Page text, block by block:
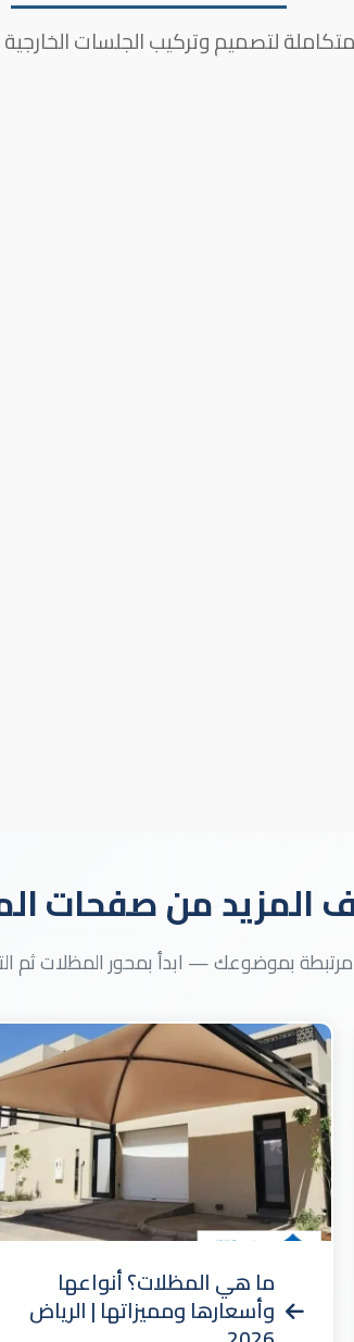
لتصميم وتركيب الجلسات
من صفحات
بموضوعك — ابدأ بمحور المظلات ثم
ما هي المظلات؟ أنواعها
وأسعارها ومميزاتها | الرياض